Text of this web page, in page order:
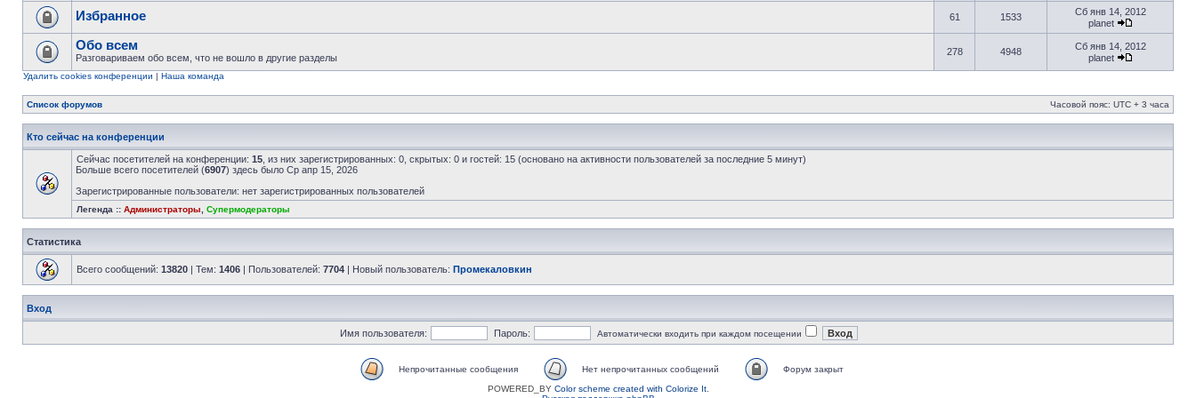
Избранное 61 1533
Сб янв 14, 2012
planet
Обо всем
Разговариваем обо всем, что не вошло в другие разделы
278 4948
Сб янв 14, 2012
planet
Удалить cookies конференции | Наша команда
Список форумов Часовой пояс: UTC + 3 часа
Кто сейчас на конференции
Сейчас посетителей на конференции: 15 , из них зарегистрированных: 0, скрытых: 0 и гостей: 15 (основано на активности пользователей за последние 5 минут)
Больше всего посетителей (6907) здесь было Ср апр 15, 2026
Зарегистрированные пользователи: нет зарегистрированных пользователей
Легенда :: Администраторы Супермодераторы
Статистика
Всего сообщений: 13820 | Тем: 1406 | Пользователей: 7704 | Новый пользователь: Промекаловкин
Вход
Имя пользователя: Пароль: Автоматически входить при каждом посещении
Непрочитанные сообщения Нет непрочитанных сообщений
Форум закрыт
POWERED_BY Color scheme created with Colorize It.